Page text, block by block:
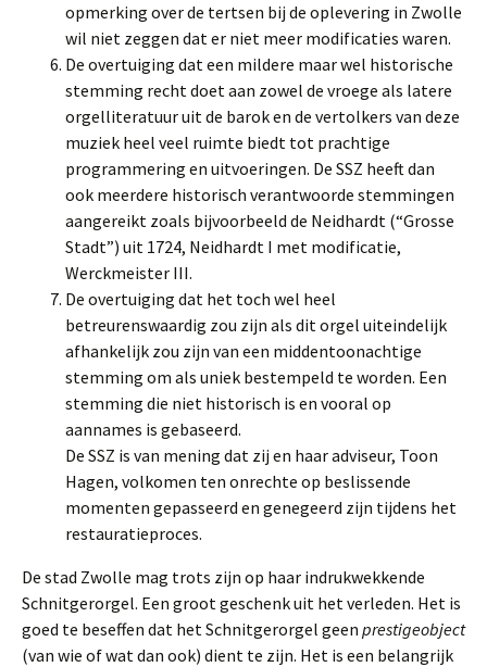
opmerking over de tertsen bij de oplevering in Zwolle
wil niet zeggen dat er niet meer modificaties waren.
De overtuiging dat een mildere maar wel historische
stemming recht doet aan zowel de vroege als latere
orgelliteratuur uit de barok en de vertolkers van deze
muziek heel veel ruimte biedt tot prachtige
programmering en uitvoeringen. De SSZ heeft dan
ook meerdere historisch verantwoorde stemmingen
aangereikt zoals bijvoorbeeld de Neidhardt (“Grosse
Stadt”) uit 1724, Neidhardt I met modificatie,
Werckmeister III.
De overtuiging dat het toch wel heel
betreurenswaardig zou zijn als dit orgel uiteindelijk
afhankelijk zou zijn van een middentoonachtige
stemming om als uniek bestempeld te worden. Een
stemming die niet historisch is en vooral op
aannames is gebaseerd.
De SSZ is van mening dat zij en haar adviseur, Toon
Hagen, volkomen ten onrechte op beslissende
momenten gepasseerd en genegeerd zijn tijdens het
restauratieproces.
De stad Zwolle mag trots zijn op haar indrukwekkende
Schnitgerorgel. Een groot geschenk uit het verleden. Het is
goed te beseffen dat het Schnitgerorgel geen prestigeobject
(van wie of wat dan ook) dient te zijn. Het is een belangrijk